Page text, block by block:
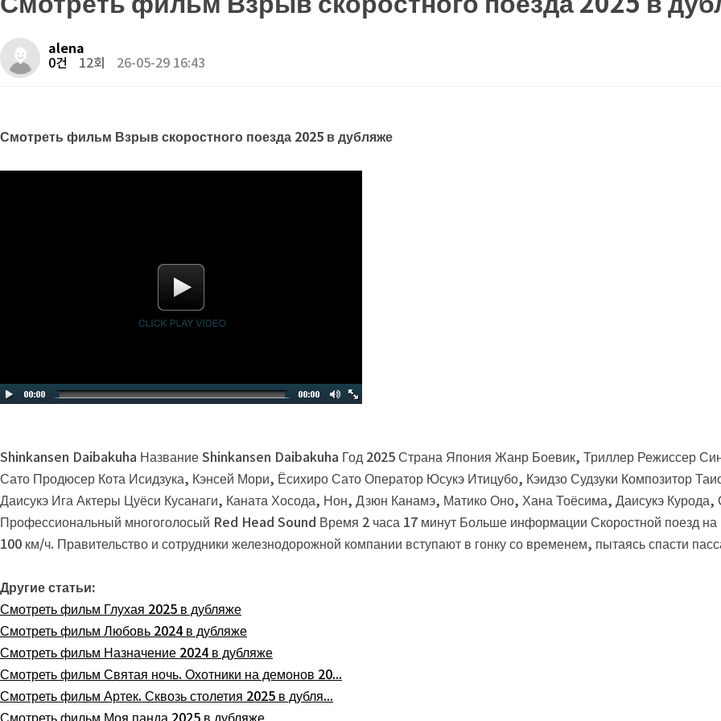
alena
0건 12회 26-05-29 16:43
Смотреть фильм Взрыв скоростного поезда 2025 в дубляже
Shinkansen Daibakuha Название Shinkansen Daibakuha Год 2025 Страна Япония Жанр Боевик, Триллер Режиссер
Сато Продюсер Кота Исидзука, Кэнсей Мори, Ёсихиро Сато Оператор Юсукэ Итицубо, Кэидзо Судзуки Композитор
Даисукэ Ига Актеры Цуёси Кусанаги, Каната Хосода, Нон, Дзюн Канамэ, Матико Оно, Хана Тоёсима, Даисукэ
Профессиональный многоголосый Red Head Sound Время 2 часа 17 минут Больше информации Скоростной поезд на
100 км/ч. Правительство и сотрудники железнодорожной компании вступают в гонку со временем, пытаясь спасти
Другие статьи:
Смотреть фильм Глухая 2025 в дубляже
Смотреть фильм Любовь 2024 в дубляже
Смотреть фильм Назначение 2024 в дубляже
Смотреть фильм Святая ночь. Охотники на демонов 20...
Смотреть фильм Артек. Сквозь столетия 2025 в дубля...